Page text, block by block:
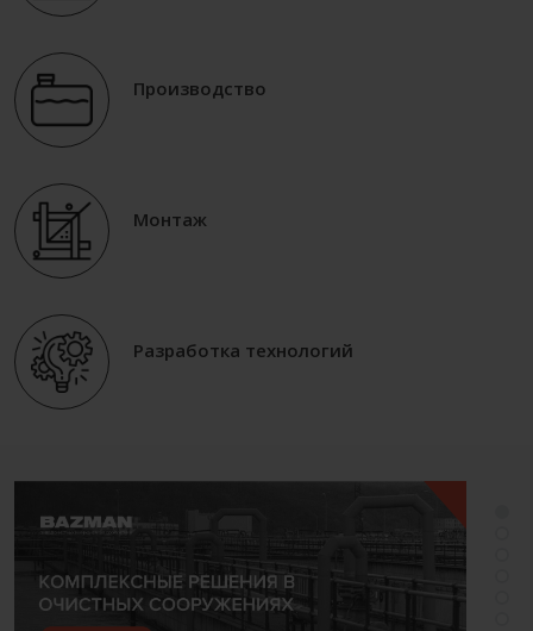
Производство
Монтаж
Разработка технологий